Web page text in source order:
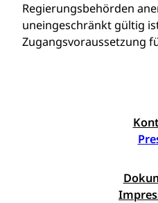
Regierungsbehörden
uneingeschränkt gültig
Zugangsvoraussetzung